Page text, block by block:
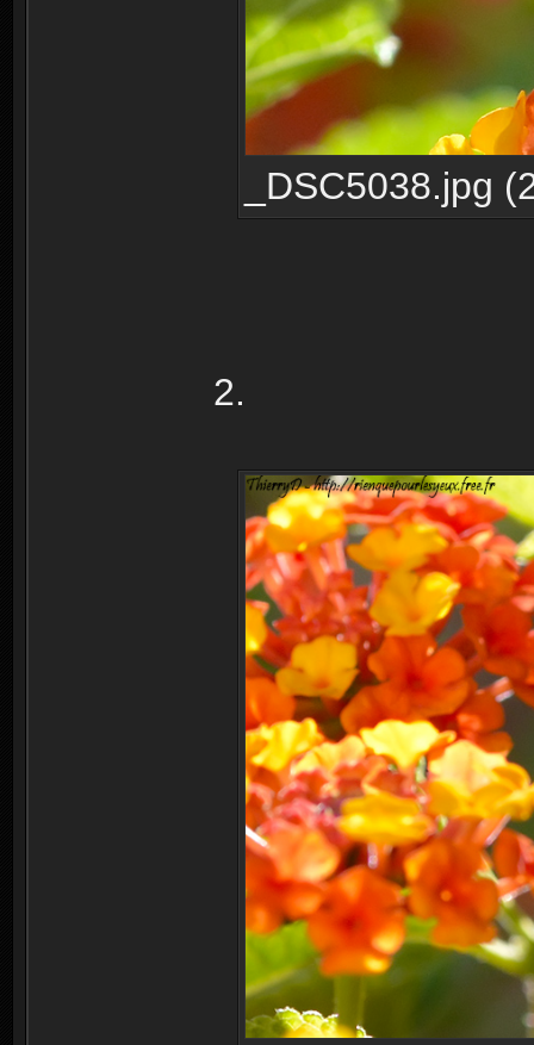
_DSC5038.jpg
2.